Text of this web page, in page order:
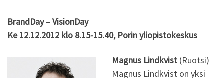
BrandDay – VisionDay
Ke 12.12.2012 klo 8.15-15.40, Porin yliopistokeskus
Magnus Lindkvist(Ruotsi)
Magnus Lindkvist on yksi